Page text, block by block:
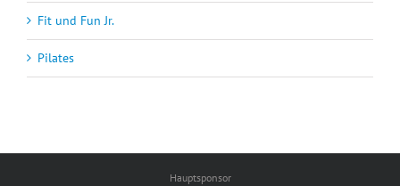
Fit und Fun Jr.
Pilates
Hauptsponsor